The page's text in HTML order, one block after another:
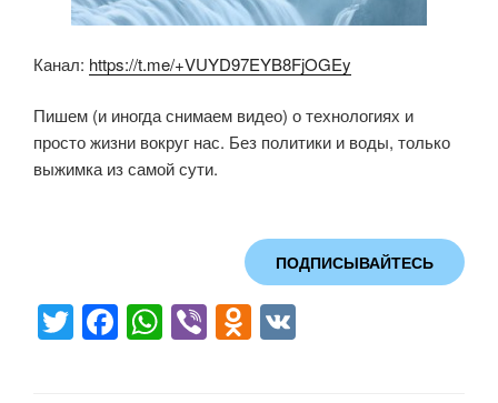
Канал: https://t.me/+VUYD97EYB8FjOGEy
Пишем (и иногда снимаем видео) о технологиях и
просто жизни вокруг нас. Без политики и воды, только
выжимка из самой сути.
ПОДПИСЫВАЙТЕСЬ
T F W Vi O